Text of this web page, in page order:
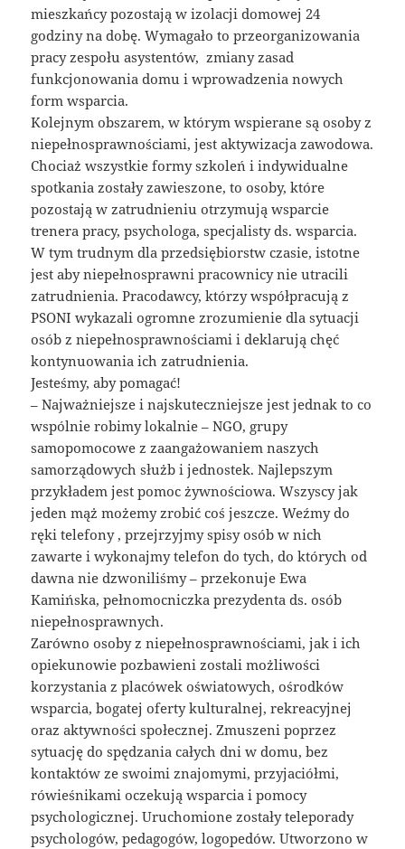
mieszkańcy pozostają w izolacji domowej 24
godziny na dobę. Wymagało to przeorganizowania
pracy zespołu asystentów, zmiany zasad
funkcjonowania domu i wprowadzenia nowych
form wsparcia.
Kolejnym obszarem, w którym wspierane są osoby z
niepełnosprawnościami, jest aktywizacja zawodowa.
Chociaż wszystkie formy szkoleń i indywidualne
spotkania zostały zawieszone, to osoby, które
pozostają w zatrudnieniu otrzymują wsparcie
trenera pracy, psychologa, specjalisty ds. wsparcia.
W tym trudnym dla przedsiębiorstw czasie, istotne
jest aby niepełnosprawni pracownicy nie utracili
zatrudnienia. Pracodawcy, którzy współpracują z
PSONI wykazali ogromne zrozumienie dla sytuacji
osób z niepełnosprawnościami i deklarują chęć
kontynuowania ich zatrudnienia.
Jesteśmy, aby pomagać!
– Najważniejsze i najskuteczniejsze jest jednak to co
wspólnie robimy lokalnie – NGO, grupy
samopomocowe z zaangażowaniem naszych
samorządowych służb i jednostek. Najlepszym
przykładem jest pomoc żywnościowa. Wszyscy jak
jeden mąż możemy zrobić coś jeszcze. Weźmy do
ręki telefony , przejrzyjmy spisy osób w nich
zawarte i wykonajmy telefon do tych, do których od
dawna nie dzwoniliśmy – przekonuje Ewa
Kamińska, pełnomocniczka prezydenta ds. osób
niepełnosprawnych.
Zarówno osoby z niepełnosprawnościami, jak i ich
opiekunowie pozbawieni zostali możliwości
korzystania z placówek oświatowych, ośrodków
wsparcia, bogatej oferty kulturalnej, rekreacyjnej
oraz aktywności społecznej. Zmuszeni poprzez
sytuację do spędzania całych dni w domu, bez
kontaktów ze swoimi znajomymi, przyjaciółmi,
rówieśnikami oczekują wsparcia i pomocy
psychologicznej. Uruchomione zostały teleporady
psychologów, pedagogów, logopedów. Utworzono w